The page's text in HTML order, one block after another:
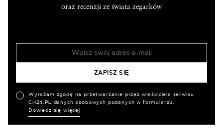
oraz recenzji ze świata zegarków
Wyrażam zgodę na przetwarzanie przez właściciela serwisu
CH24.PL danych osobowych podanych w formularzu.
Dowiedz się więcej